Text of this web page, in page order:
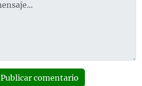
Publicar comentario